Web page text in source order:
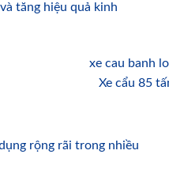
tăng hiệu quả kinh
Xe cẩu 85
rộng rãi trong nhiều